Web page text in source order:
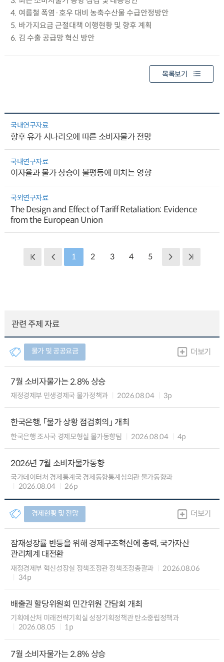
4. 여름철 폭염·호우 대비 농축수산물 수급안정방안
5. 바가지요금 근절대책 이행현황 및 향후 계획
6. 김 수출 공급망 혁신 방안
목록보기
국내연구자료
향후 유가 시나리오에 따른 소비자물가 전망
국내연구자료
이자율과 물가 상승이 불평등에 미치는 영향
국외연구자료
The Design and Effect of Tariff Retaliation: Evidence
from the European Union
1 2 3 4 5
관련 주제 자료
물가 및 공공요금 더보기
7월 소비자물가는 2.8% 상승
재정경제부 민생경제국 물가정책과 2026.08.04 3p
한국은행, 「물가 상황 점검회의」 개최
한국은행 조사국 경제모형실 물가동향팀 2026.08.04 4p
2026년 7월 소비자물가동향
국가데이터처 경제통계국 경제동향통계심의관 물가동향과
2026.08.04
26p
경제현황 및 전망 더보기
잠재성장률 반등을 위해 경제구조혁신에 총력, 국가자산
관리체계 대전환
재정경제부 혁신성장실 정책조정관 정책조정총괄과
2026.08.06
34p
배출권 할당위원회 민간위원 간담회 개최
기획예산처 미래전략기획실 성장기획정책관 탄소중립정책과
2026.08.05
1p
7월 소비자물가는 2.8% 상승